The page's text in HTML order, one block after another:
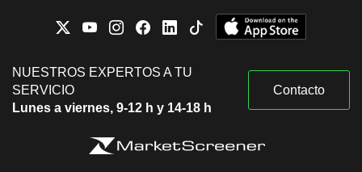
NUESTROS EXPERTOS A TU
SERVICIO
Lunes a viernes, 9-12 h y 14-18 h
Contacto